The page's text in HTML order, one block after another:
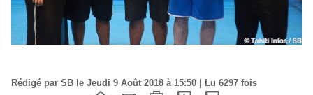
Rédigé par SB le Jeudi 9 Août 2018 à 15:50 | Lu 6297 fois